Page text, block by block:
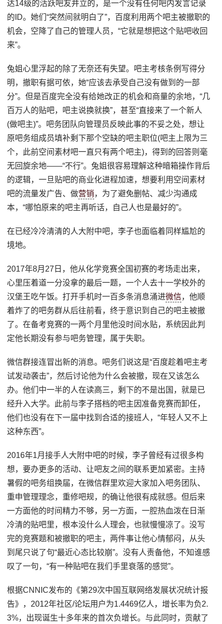
达14级的活跃吧友并立的，是一个没有任何吧内发言记录
的ID。她们“突然间就明白了”，百度利用两个吧主被撤职的
机会，空降了自己的管理人员，“它就是想把这个贴吧收回
来”。
兔姐心里浮起的除了无奈还有失望。吧主考核条例写得分
明，撤职有据可依，她“应该去承受自己没有做到的一部
分”。但是百度完全没有给她改正的机会和商量的余地，“几
百万人的贴吧，吧主说换就换”，甚至“直接来了一个新人
(做吧主)”。吧务团队向管理员反映此事的不妥之处，想让
原吧务组成员填补剩下那个空缺的吧主职位(吧主上限为三
个，此前空间素材吧一直只有两个吧主)，得到的回答则毫
无回旋余地——“不行”。兔姐很容易理解这种暗箱操作背后
的逻辑，一旦贴吧的商业化进程加速，想要利用空间素材
吧的流量发广告、做营销，为了避免删帖、减少沟通成
本，“哪怕原来的吧主再听话，自己人也是最好的”。
在已经冷冷清清的人大附中吧，李子也面临着同样尴尬的
境地。
2017年8月27日，他从化学竞赛全国初赛的考场走出来，
心里压着道一分没拿的最后一题，一个人去十一学校外的
汉堡王吃午饭。打开手机时一百多条消息涌进微信，他顺
着炸了的吧务群从后往前看，终于意识到自己的吧主被撤
了。在备考竞赛的一两个月里他没时间水贴，系统因此判
定他长期没有参与吧务管理，属于失职。
微信群接连冒出新的消息。吧务们说这是“百度趁着吧主考
试发动袭击”，然后讨论他为什么会被撤，现在又该怎么
办。他们中一半的人在读高三，剩下的不是出国，就是已
经升入大学。此前与李子搭档的吧主因准备竞赛而卸任，
他们也没有在下一届中找到合适的接班人，“年轻人又不上
这种东西”。
2016年1月接手人大附中吧的时候，李子曾经有过很多构
想，要办更多的活动、让吧友之间的联系更加紧密。主持
暑假的吧务组换届，在微信群里欢迎大家加入吧务团队、
重申管理理念，重修吧规，的确让他很有成就感。但后来
一方面他的时间精力不够，另一方面，一腔热血泼在日渐
冷清的贴吧里，根本没什么人理会，也就慢慢凉了。没写
完的竞赛题和被撤职的吧主，两件事让他心情郁闷，从头
到尾只说了句“最近心态比较崩”。没有人责备他，不知谁感
叹了一句，“有一种贴吧在我们手里衰落的感觉”。
根据CNNIC发布的《第29次中国互联网络发展状况统计报
告》，2012年社区/论坛用户为1.4469亿人，增长率为负2.
3%，出现诞生十多年来的首次负增长。与此同时，贡献了